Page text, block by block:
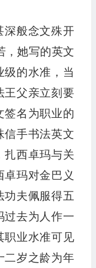
深般念文殊开
，她写的英文
级的水准，当
王父亲立刻要
签名为职业的
信手书法英文
扎西卓玛与关
玛对金巴义
功夫佩服得五
过去为人作一
职业水准可见
二岁之龄为年